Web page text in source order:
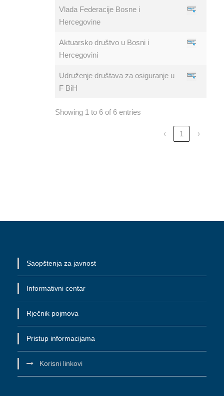
Vlada Federacije Bosne i
Hercegovine
Aktuarsko društvo u Bosni i
Hercegovini
Udruženje društava za osiguranje u
F BiH
Showing 1 to 6 of 6 entries
‹ 1 ›
Saopštenja za javnost
Informativni centar
Rječnik pojmova
Pristup informacijama
Korisni linkovi